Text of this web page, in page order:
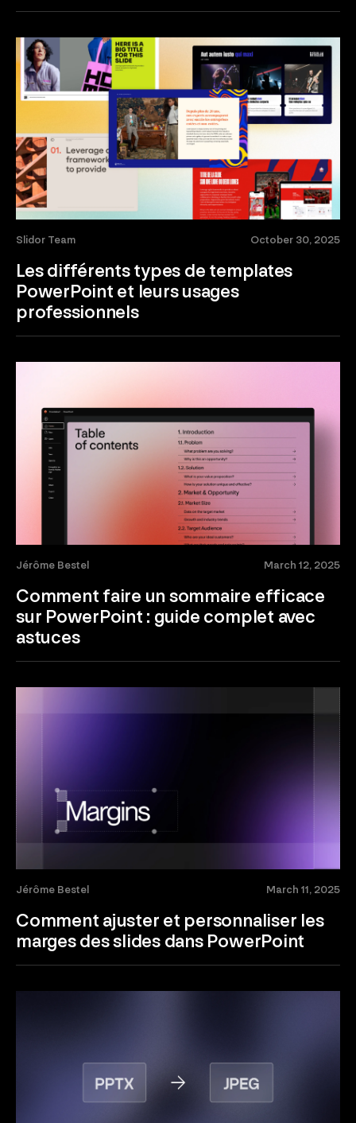
Slidor Team October 30, 2025
Les différents types de templates
PowerPoint et leurs usages
professionnels
Jérôme Bestel March 12, 2025
Comment faire un sommaire efficace
sur PowerPoint : guide complet avec
astuces
Jérôme Bestel March 11, 2025
Comment ajuster et personnaliser les
marges des slides dans PowerPoint